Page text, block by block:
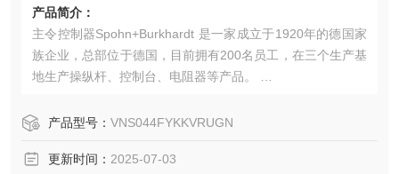
产品简介：
主令控制器Spohn+Burkhardt 是一家成立于1920年的德国家
族企业，总部位于德国，目前拥有200名员工，在三个生产基
地生产操纵杆、控制台、电阻器等产品。 ‌
主要产品包括：
线连接，适用于工程、农业等苛刻环境，具备自动复位、机
产品型号： VNS044FYKKVRUGN
更新时间： 2025-07-03